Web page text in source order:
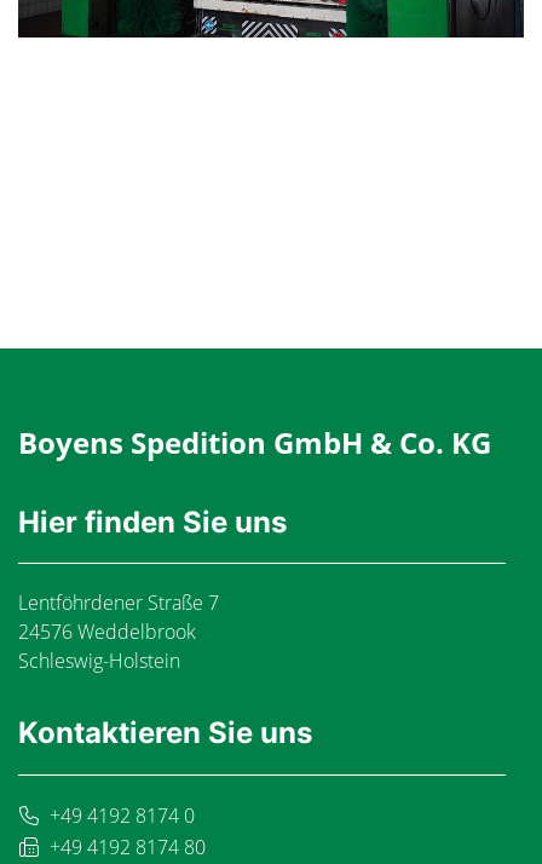
Boyens Spedition GmbH & Co. KG
Hier finden Sie uns
Lentföhrdener Straße 7
24576 Weddelbrook
Schleswig-Holstein
Kontaktieren Sie uns
+49 4192 8174 0
+49 4192 8174 80